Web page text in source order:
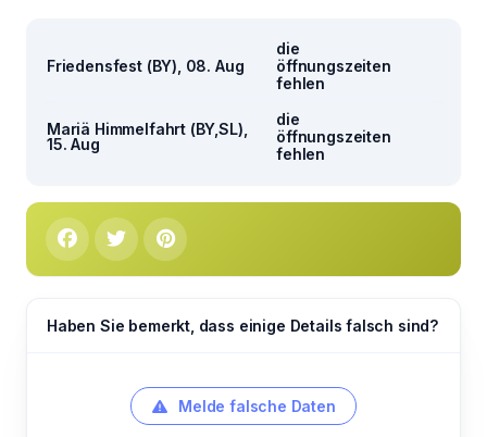
Friedensfest (BY), 08. Aug
die
öffnungszeiten
fehlen
Mariä Himmelfahrt (BY,SL),
15. Aug
die
öffnungszeiten
fehlen
Haben Sie bemerkt, dass einige Details falsch sind?
Melde falsche Daten